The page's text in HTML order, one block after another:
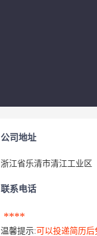
公司地址
浙江省乐清市清江工业区
联系电话
****
温馨提示: 可以投递简历